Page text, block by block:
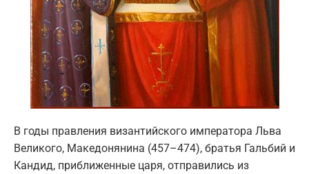
В годы правления византийского императора Льва
Великого, Македонянина (457–474), братья Гальбий и
Кандид, приближенные царя, отправились из